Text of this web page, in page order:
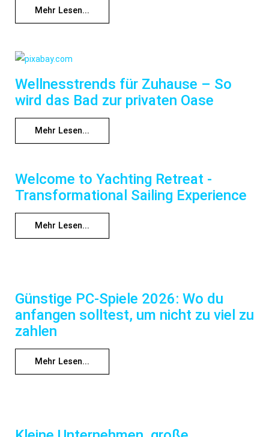
Mehr Lesen...
Wellnesstrends für Zuhause – So
wird das Bad zur privaten Oase
Mehr Lesen...
Welcome to Yachting Retreat -
Transformational Sailing Experience
Mehr Lesen...
Günstige PC-Spiele 2026: Wo du
anfangen solltest, um nicht zu viel zu
zahlen
Mehr Lesen...